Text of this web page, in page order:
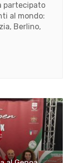
partecipato
al mondo:
Berlino,